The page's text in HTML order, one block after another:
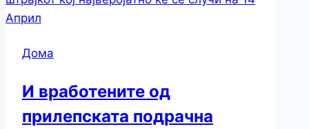
Дома
И вработените од
прилепската подрачна